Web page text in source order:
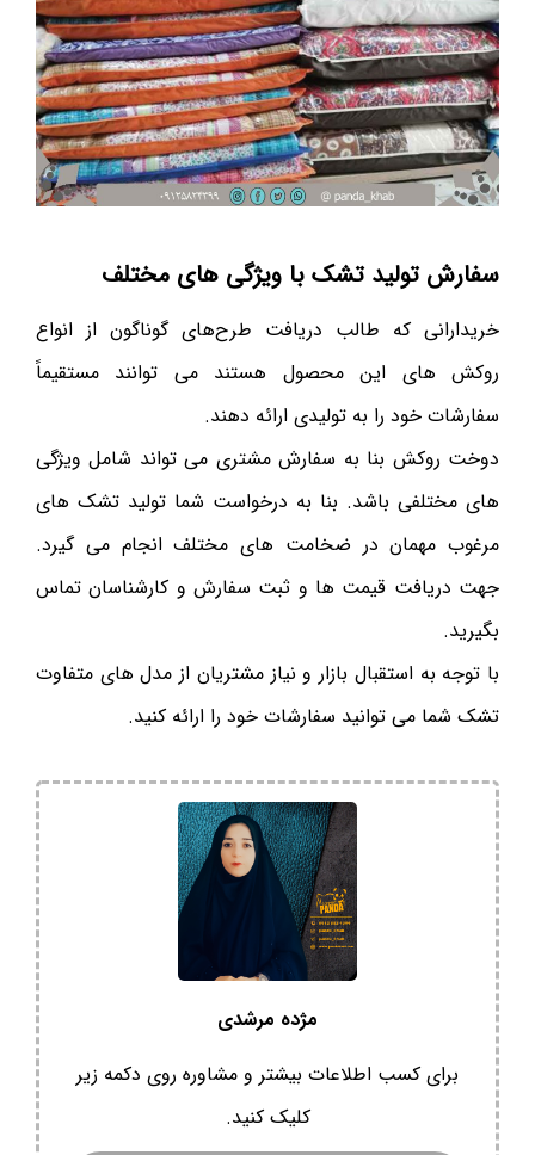
سفارش تولید تشک با ویژگی های مختلف
خریدارانی که طالب دریافت طرح‌های گوناگون از انواع
روکش های این محصول هستند می توانند مستقیماً
سفارشات خود را به تولیدی ارائه دهند.
دوخت روکش بنا به سفارش مشتری می تواند شامل ویژگی
های مختلفی باشد. بنا به درخواست شما تولید تشک های
مرغوب مهمان در ضخامت های مختلف انجام می گیرد.
جهت دریافت قیمت ها و ثبت سفارش و کارشناسان تماس
بگیرید.
با توجه به استقبال بازار و نیاز مشتریان از مدل های متفاوت
تشک شما می توانید سفارشات خود را ارائه کنید.
مژده مرشدی
برای کسب اطلاعات بیشتر و مشاوره روی دکمه زیر
کلیک کنید.